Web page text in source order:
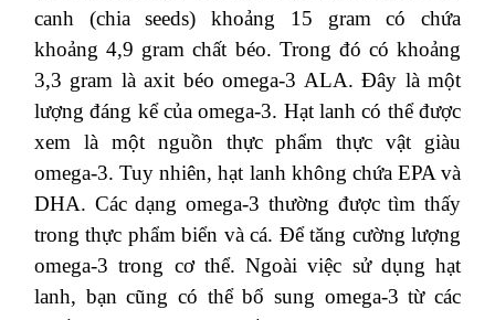
canh (chia seeds) khoảng 15 gram có chứa
khoảng 4,9 gram chất béo. Trong đó có khoảng
3,3 gram là axit béo omega-3 ALA. Đây là một
lượng đáng kể của omega-3. Hạt lanh có thể được
xem là một nguồn thực phẩm thực vật giàu
omega-3. Tuy nhiên, hạt lanh không chứa EPA và
DHA. Các dạng omega-3 thường được tìm thấy
trong thực phẩm biển và cá. Để tăng cường lượng
omega-3 trong cơ thể. Ngoài việc sử dụng hạt
lanh, bạn cũng có thể bổ sung omega-3 từ các